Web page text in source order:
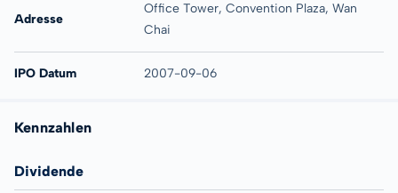
Adresse
Office Tower, Convention Plaza, Wan
Chai
IPO Datum 2007-09-06
Kennzahlen
Dividende